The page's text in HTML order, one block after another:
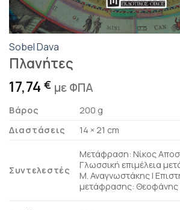
Sobel Dava
Πλανήτες
17,74 € με ΦΠΑ
Βάρος
200 g
Διαστάσεις
14 × 21 cm
Συντελεστές
Μετάφραση: Νίκος
Γλωσσική επιμέλεια
Μ. Αναγνωστάκης |
μετάφρασης: Θεοφάνης